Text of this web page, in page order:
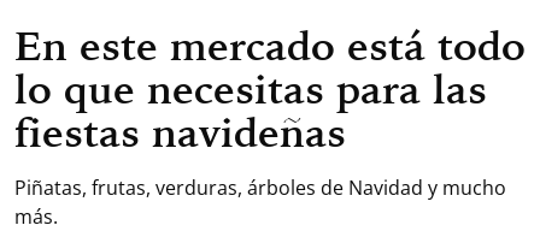
En este mercado está todo
lo que necesitas para las
fiestas navideñas
Piñatas, frutas, verduras, árboles de Navidad y mucho
más.